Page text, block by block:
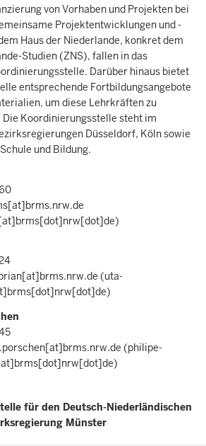
von Vorhaben und Projekten bei
Projektentwicklungen und -
Haus der Niederlande, konkret dem
Studien (ZNS), fallen in das
Darüber hinaus bietet
entsprechende Fortbildungsangebote
um diese Lehrkräften zu
Die Koordinierungsstelle steht im
Düsseldorf, Köln sowie
und Bildung.
[at]brms.nrw.de
[at]brms.nrw.de (uta-
[at]brms.nrw.de (philipe-
für den Deutsch-Niederländischen
Münster